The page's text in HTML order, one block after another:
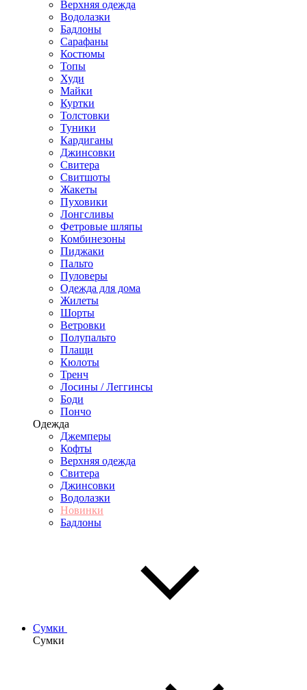
Верхняя одежда
Водолазки
Бадлоны
Сарафаны
Костюмы
Топы
Худи
Майки
Куртки
Толстовки
Туники
Кардиганы
Джинсовки
Свитера
Свитшоты
Жакеты
Пуховики
Лонгсливы
Фетровые шляпы
Комбинезоны
Пиджаки
Пальто
Пуловеры
Одежда для дома
Жилеты
Шорты
Ветровки
Полупальто
Плащи
Кюлоты
Тренч
Лосины / Леггинсы
Боди
Пончо
Одежда
Джемперы
Кофты
Верхняя одежда
Свитера
Джинсовки
Водолазки
Новинки
Бадлоны
Сумки
Сумки